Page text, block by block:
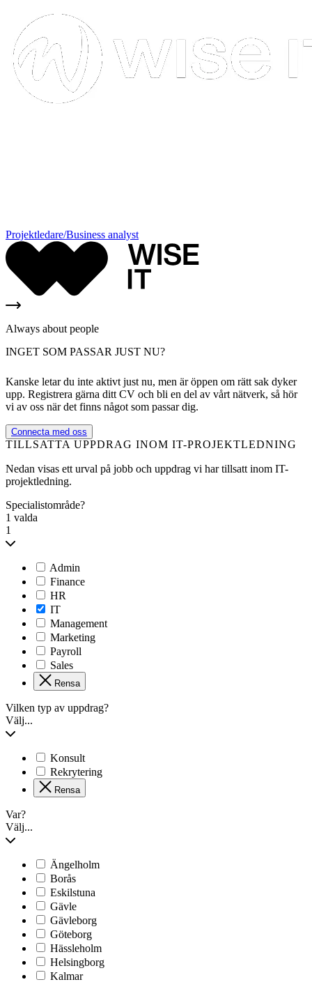
Projektledare/Business analyst
Always about people
INGET SOM PASSAR JUST NU?
Kanske letar du inte aktivt just nu, men är öppen om rätt sak dyker
upp. Registrera gärna ditt CV och bli en del av vårt nätverk, så hör
vi av oss när det finns något som passar dig.
Connecta med oss
TILLSATTA UPPDRAG INOM IT-PROJEKTLEDNING
Nedan visas ett urval på jobb och uppdrag vi har tillsatt inom IT-
projektledning.
Specialistområde?
1 valda
1
Admin
Finance
HR
IT
Management
Marketing
Payroll
Sales
Rensa
Vilken typ av uppdrag?
Välj...
Konsult
Rekrytering
Rensa
Var?
Välj...
Ängelholm
Borås
Eskilstuna
Gävle
Gävleborg
Göteborg
Hässleholm
Helsingborg
Kalmar